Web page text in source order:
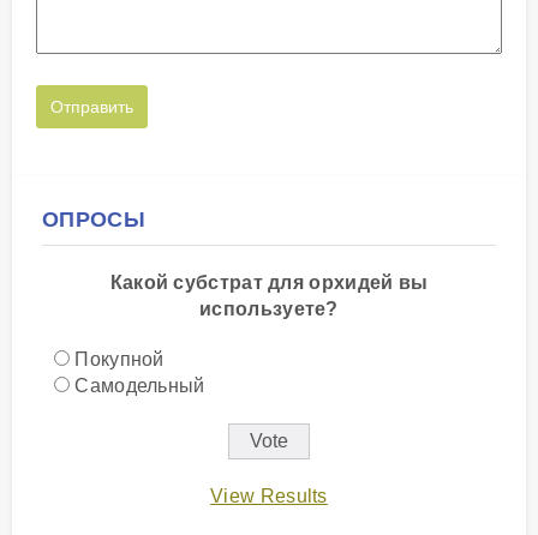
ОПРОСЫ
Какой субстрат для орхидей вы
используете?
Покупной
Самодельный
View Results